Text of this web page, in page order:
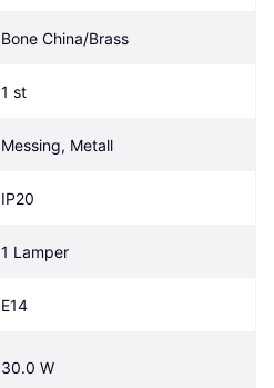
Bone China/Brass
1 st
Messing, Metall
IP20
1 Lamper
E14
30.0 W